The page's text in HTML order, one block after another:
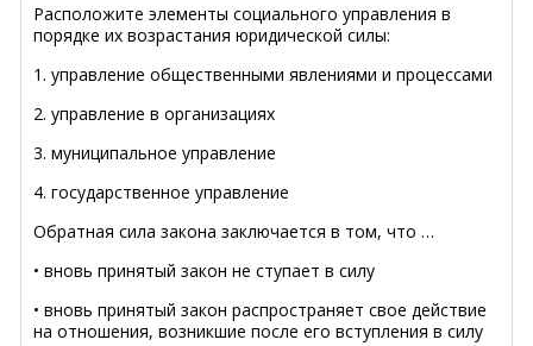
Расположите элементы социального управления в
порядке их возрастания юридической силы:
1. управление общественными явлениями и процессами
2. управление в организациях
3. муниципальное управление
4. государственное управление
Обратная сила закона заключается в том, что …
• вновь принятый закон не ступает в силу
• вновь принятый закон распространяет свое действие
на отношения, возникшие после его вступления в силу